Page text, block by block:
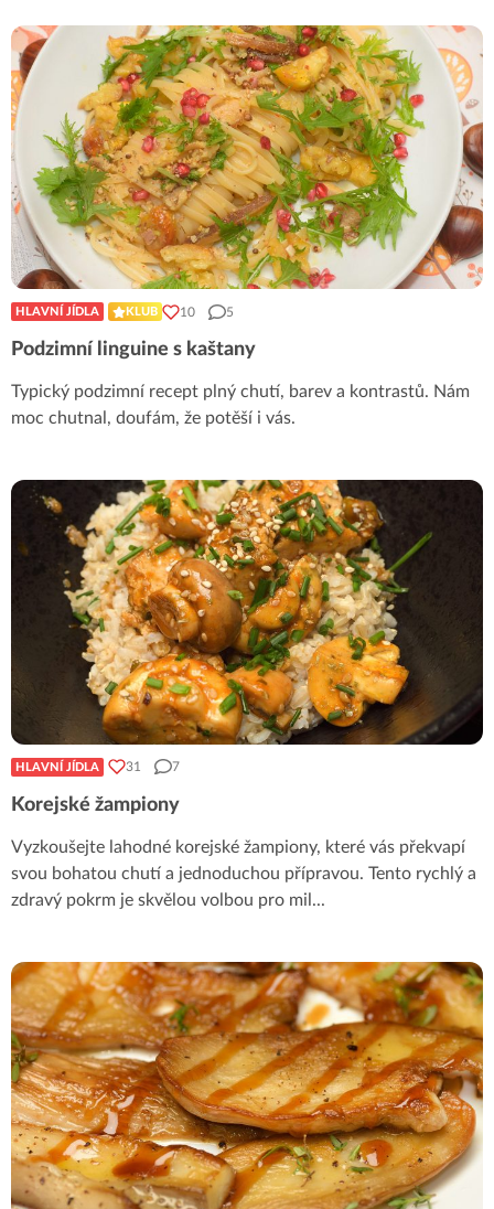
HLAVNÍ JÍDLA KLUB 10 5
Podzimní linguine s kaštany
Typický podzimní recept plný chutí, barev a kontrastů. Nám
moc chutnal, doufám, že potěší i vás.
HLAVNÍ JÍDLA 31 7
Korejské žampiony
Vyzkoušejte lahodné korejské žampiony, které vás překvapí
svou bohatou chutí a jednoduchou přípravou. Tento rychlý a
zdravý pokrm je skvělou volbou pro mil ...